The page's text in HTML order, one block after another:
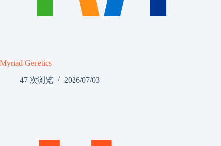
Myriad Genetics
47 次浏览
2026/07/03